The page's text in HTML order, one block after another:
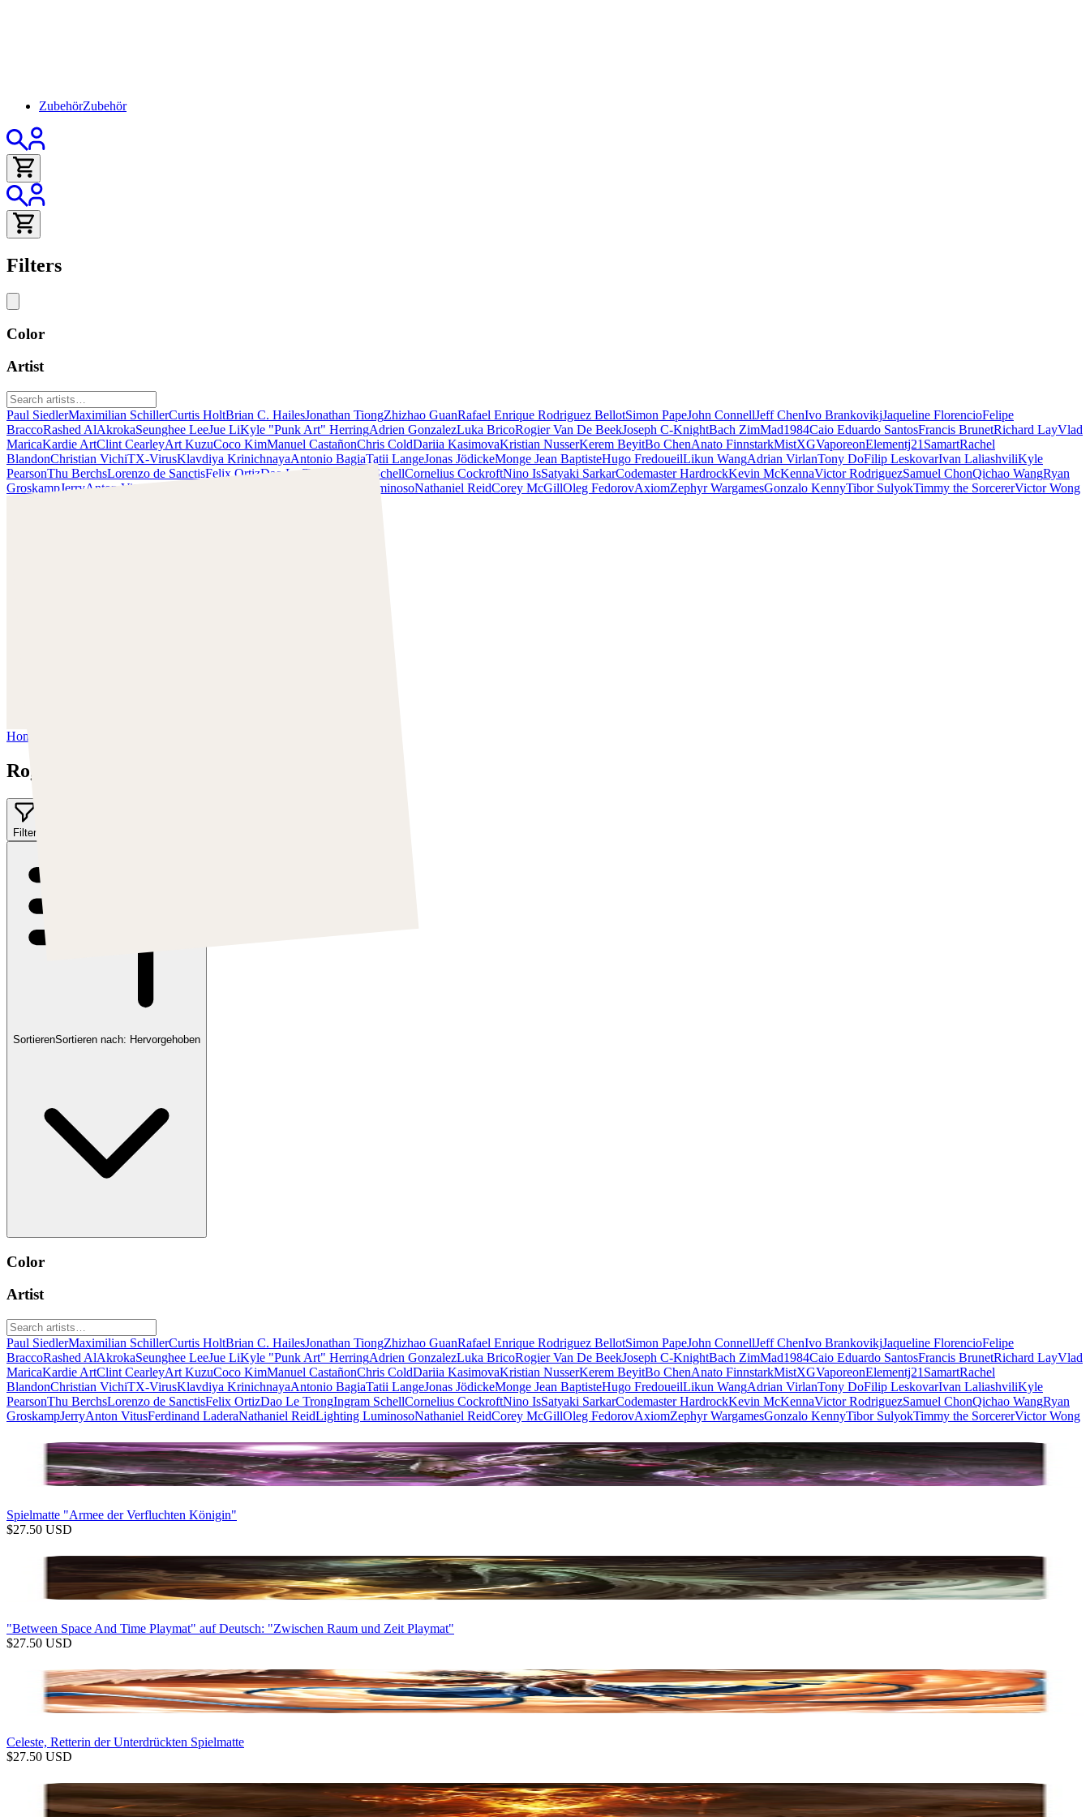
ZubehörZubehör
Filters
Color
Artist
Paul SiedlerMaximilian SchillerCurtis HoltBrian C. HailesJonathan TiongZhizhao GuanRafael Enrique Rodriguez BellotSimon PapeJohn ConnellJeff ChenIvo BrankovikjJaqueline FlorencioFelipe
BraccoRashed AlAkrokaSeunghee LeeJue LiKyle "Punk Art" HerringAdrien GonzalezLuka BricoRogier Van De BeekJoseph C-KnightBach ZimMad1984Caio Eduardo SantosFrancis BrunetRichard LayVlad
MaricaKardie ArtClint CearleyArt KuzuCoco KimManuel CastañonChris ColdDariia KasimovaKristian NusserKerem BeyitBo ChenAnato FinnstarkMistXGVaporeonElementj21 SamartRachel
BlandonChristian VichiTX-VirusKlavdiya KrinichnayaAntonio BagiaTatii LangeJonas JödickeMonge Jean BaptisteHugo FredoueilLikun WangAdrian VirlanTony DoFilip LeskovarIvan LaliashviliKyle
PearsonThu BerchsLorenzo de SanctisFelix OrtizDao Le Trong Ingram SchellCornelius CockroftNino IsSatyaki SarkarCodemaster HardrockKevin McKennaVictor RodriguezSamuel ChonQichao WangRyan
GroskampJerryAnton Vitus Lighting LuminosoNathaniel ReidCorey McGillOleg FedorovAxiomZephyr WargamesGonzalo KennyTibor SulyokTimmy the SorcererVictor Wong
Home
Rogier Van De Beek
Filter
SortierenSortieren nach: Hervorgehoben
Color
Artist
Paul SiedlerMaximilian SchillerCurtis HoltBrian C. HailesJonathan TiongZhizhao GuanRafael Enrique Rodriguez BellotSimon PapeJohn ConnellJeff ChenIvo BrankovikjJaqueline FlorencioFelipe
BraccoRashed AlAkrokaSeunghee LeeJue LiKyle "Punk Art" HerringAdrien GonzalezLuka BricoRogier Van De BeekJoseph C-KnightBach ZimMad1984Caio Eduardo SantosFrancis BrunetRichard LayVlad
MaricaKardie ArtClint CearleyArt KuzuCoco KimManuel CastañonChris ColdDariia KasimovaKristian NusserKerem BeyitBo ChenAnato FinnstarkMistXGVaporeonElementj21 SamartRachel
BlandonChristian VichiTX-VirusKlavdiya KrinichnayaAntonio BagiaTatii LangeJonas JödickeMonge Jean BaptisteHugo FredoueilLikun WangAdrian VirlanTony DoFilip LeskovarIvan LaliashviliKyle
PearsonThu BerchsLorenzo de SanctisFelix OrtizDao Le TrongIngram SchellCornelius CockroftNino IsSatyaki SarkarCodemaster HardrockKevin McKennaVictor RodriguezSamuel ChonQichao WangRyan
GroskampJerryAnton VitusFerdinand LaderaNathaniel ReidLighting LuminosoNathaniel ReidCorey McGillOleg FedorovAxiomZephyr WargamesGonzalo KennyTibor SulyokTimmy the SorcererVictor Wong
Spielmatte "Armee der Verfluchten Königin"
$27.50 USD
"Between Space And Time Playmat" auf Deutsch: "Zwischen Raum und Zeit Playmat"
$27.50 USD
Celeste, Retterin der Unterdrückten Spielmatte
$27.50 USD